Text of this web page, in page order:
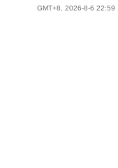
GMT+8, 2026-8-6 22:59